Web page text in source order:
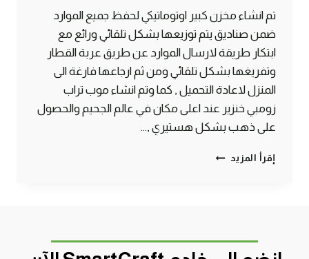
تم انشاء مخزن كبير اوتوماتيكي لحفظ جميع الموارد
ضمن صناديق يتم توزيعها بشكل تلقائي ورائع مع
ابتكار طريقة لارسال الموارد عن طريق عربة القطار
وتفريغها بشكل تلقائي ومن ثم ارجاعها فارغة الى
المنزل لاعادة التحميل , كما وتم انشاء موب تراب
زومبي خنزير عند اعلى مكان في عالم الجحيم والحصول
على ذهب بشكل هستيري ,…
إقرأ المزيد الحلقة
زومبي